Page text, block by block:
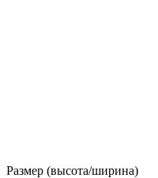
Размер (высота/ширина)